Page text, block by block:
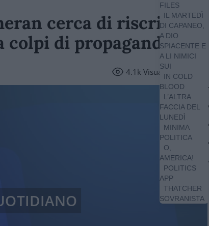
FILES
IL MARTEDÌ
DI CAPANEO,
A DIO
SPIACENTE E
A LI NIMICI
SUI
IN COLD
BLOOD
L’ALTRA
FACCIA DEL
LUNEDÌ
MINIMA
POLITICA
O,
AMERICA!
POLITICS
APP
THATCHER
SOVRANISTA
cerca di riscrivere
colpi di propaganda
4.1k Visualizzazioni